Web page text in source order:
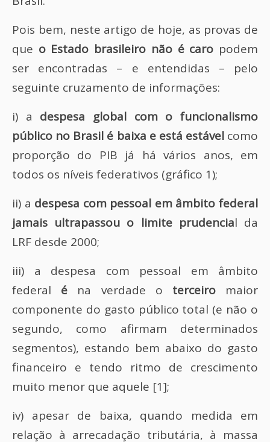
Pois bem, neste artigo de hoje, as provas de
que o Estado brasileiro não é caro podem
ser encontradas – e entendidas – pelo
seguinte cruzamento de informações:
i) a despesa global com o funcionalismo
público no Brasil é baixa e está estávelcomo
proporção do PIB já há vários anos, em
todos os níveis federativos (gráfico 1);
ii) a despesa com pessoal em âmbito federal
jamais ultrapassou o limite prudencial da
LRF desde 2000;
iii) a despesa com pessoal em âmbito
federal é na verdade o terceiromaior
componente do gasto público total (e não o
segundo, como afirmam determinados
segmentos), estando bem abaixo do gasto
financeiro e tendo ritmo de crescimento
muito menor que aquele [1];
iv) apesar de baixa, quando medida em
relação à arrecadação tributária, à massa